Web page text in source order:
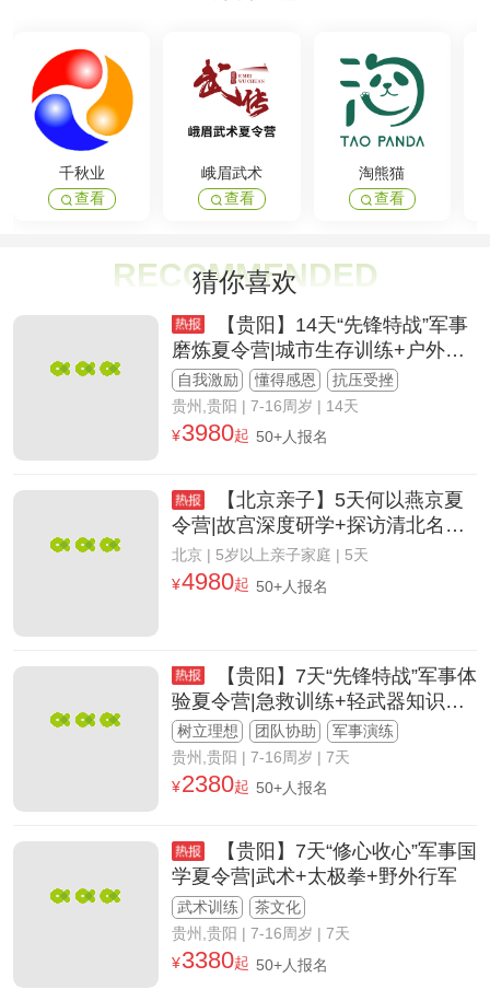
千秋业
查看
峨眉武术
查看
淘熊猫
查看
RECOMMENDED
猜你喜欢
磨炼夏令营|城市生存训练+户外行
军拉练
自我激励 懂得感恩
抗压受挫
贵州,贵阳 | 7-16周岁 | 14天
¥3980起 50+人报名
令营|故宫深度研学+探访清北名校
+畅玩环球影城
北京 | 5岁以上亲子家庭 | 5天
¥4980起 50+人报名
验夏令营|急救训练+轻武器知识讲
解
树立理想 团队协助
军事演练
贵州,贵阳 | 7-16周岁 | 7天
¥2380起 50+人报名
学夏令营|武术+太极拳+野外行军
武术训练
茶文化
贵州,贵阳 | 7-16周岁 | 7天
¥3380起 50+人报名